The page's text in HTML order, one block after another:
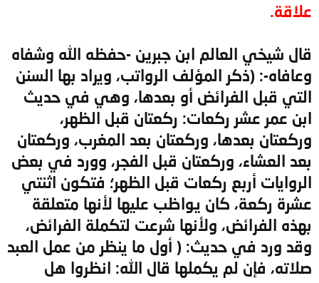
علاقة.
قال شيخي العالم ابن جبرين -حفظه الله وشفاه
وعافاه-: (ذكر المؤلف الرواتب، ويراد بها السنن
التي قبل الفرائض أو بعدها، وهي في حديث
ابن عمر عشر ركعات: ركعتان قبل الظهر،
وركعتان بعدها، وركعتان بعد المغرب، وركعتان
بعد العشاء، وركعتان قبل الفجر، وورد في بعض
الروايات أربع ركعات قبل الظهر؛ فتكون اثنتي
عشرة ركعة، كان يواظب عليها لأنها متعلقة
بهذه الفرائض، ولأنها شرعت لتكملة الفرائض،
وقد ورد في حديث: ( أول ما ينظر من عمل العبد
صلاته، فإن لم يكملها قال الله: انظروا هل